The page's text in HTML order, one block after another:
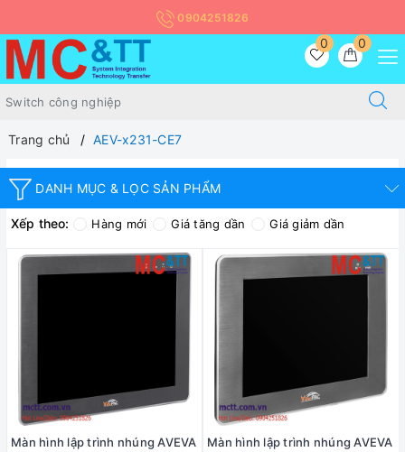
0904251826
0
0
Trang chủ AEV-x231-CE7
DANH MỤC & LỌC SẢN PHẨM
Xếp theo: Hàng mới Giá tăng dần Giá giảm dần
Màn hình lập trình nhúng AVEVA
Màn hình lập trình nhúng AVEVA